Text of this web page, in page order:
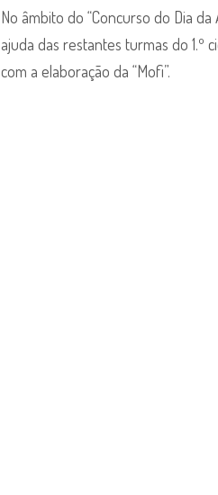
No âmbito do “Concurso do Dia
ajuda das restantes turmas do 1.º
com a elaboração da “Mofi”.